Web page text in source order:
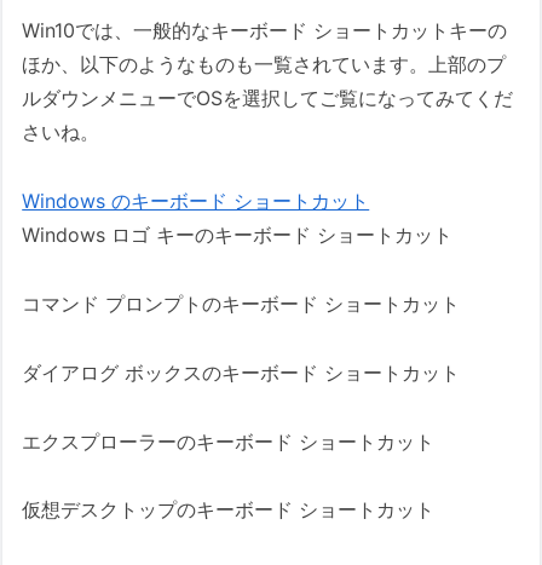
Win10では、一般的なキーボード ショートカットキーの
ほか、以下のようなものも一覧されています。上部のプ
ルダウンメニューでOSを選択してご覧になってみてくだ
さいね。
Windows のキーボード ショートカット
Windows ロゴ キーのキーボード ショートカット
コマンド プロンプトのキーボード ショートカット
ダイアログ ボックスのキーボード ショートカット
エクスプローラーのキーボード ショートカット
仮想デスクトップのキーボード ショートカット